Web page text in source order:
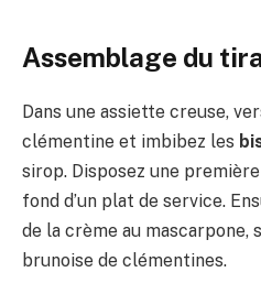
Assemblage du
Dans une assiette creuse,
clémentine et imbibez les
sirop. Disposez une
fond d’un plat de service.
de la crème au mascarpone,
brunoise de clémentines.